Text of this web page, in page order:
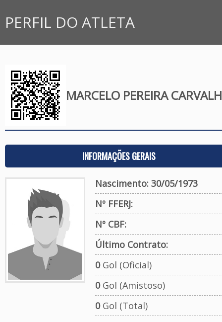
PERFIL DO ATLETA
MARCELO PEREIRA
INFORMAÇÕES GERAIS
Nascimento: 30/05/1973
Nº FFERJ:
Nº CBF:
Último Contrato:
0Gol (Oficial)
0Gol (Amistoso)
0Gol (Total)